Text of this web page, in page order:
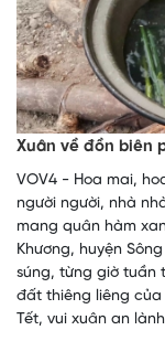
Xuân về đồn biên
VOV4 - Hoa mai,
người người, nhà
mang quân hàm
Khương, huyện
súng, từng giờ tuần
đất thiêng liêng
Tết, vui xuân an